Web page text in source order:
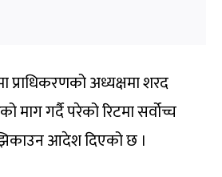
प्राधिकरणको अध्यक्षमा शरद
माग गर्दै परेको रिटमा सर्वोच्च
आदेश दिएको छ ।